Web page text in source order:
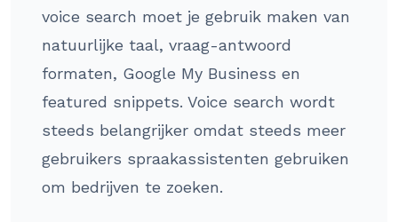
voice search moet je gebruik maken van
natuurlijke taal, vraag-antwoord
formaten, Google My Business en
featured snippets. Voice search wordt
steeds belangrijker omdat steeds meer
gebruikers spraakassistenten gebruiken
om bedrijven te zoeken.